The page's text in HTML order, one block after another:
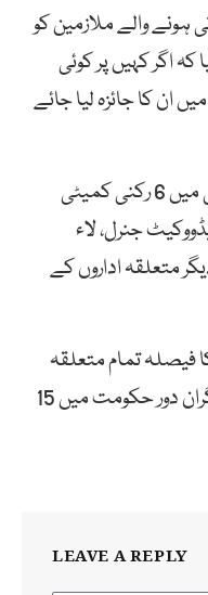
ہونے والے ملازمین کو
کہ اگر کہیں پر کوئی
ان کا جائزہ لیا جائے
سیکرٹری اسٹیبلشمنٹ کی سربراہی میں 6 رکنی کمیٹی
جنرل، لاء
متعلقہ اداروں کے
فیصلہ تمام متعلقہ
افراد پر لاگو ہوگا، ذرائع کے مطابق نگران دور حکومت میں 15
LEAVE A REPLY